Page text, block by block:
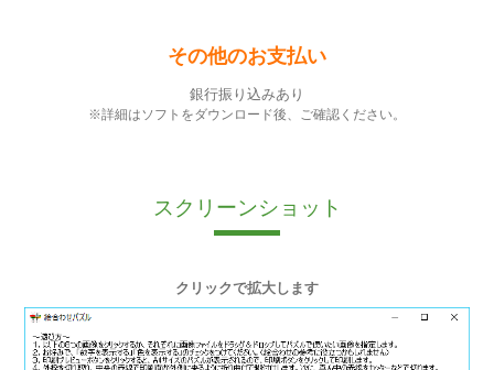
その他のお支払い
銀行振り込みあり
※詳細はソフトをダウンロード後、ご確認ください。
スクリーンショット
クリックで拡大します